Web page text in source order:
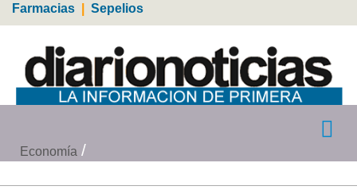
Farmacias Sepelios
Economía